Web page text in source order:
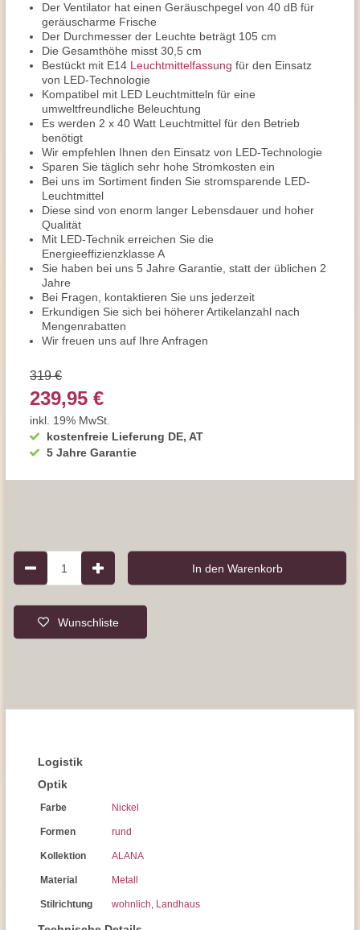
Der Ventilator hat einen Geräuschpegel von 40 dB für
geräuscharme Frische
Der Durchmesser der Leuchte beträgt 105 cm
Die Gesamthöhe misst 30,5 cm
Bestückt mit E14 Leuchtmittelfassung für den Einsatz
von LED-Technologie
Kompatibel mit LED Leuchtmitteln für eine
umweltfreundliche Beleuchtung
Es werden 2 x 40 Watt Leuchtmittel für den Betrieb
benötigt
Wir empfehlen Ihnen den Einsatz von LED-Technologie
Sparen Sie täglich sehr hohe Stromkosten ein
Bei uns im Sortiment finden Sie stromsparende LED-
Leuchtmittel
Diese sind von enorm langer Lebensdauer und hoher
Qualität
Mit LED-Technik erreichen Sie die
Energieeffizienzklasse A
Sie haben bei uns 5 Jahre Garantie, statt der üblichen 2
Jahre
Bei Fragen, kontaktieren Sie uns jederzeit
Erkundigen Sie sich bei höherer Artikelanzahl nach
Mengenrabatten
Wir freuen uns auf Ihre Anfragen
kostenfreie Lieferung DE, AT
5 Jahre Garantie
319 €
239,95 €
inkl. 19% MwSt.
1 In den Warenkorb
Wunschliste
Logistik
Optik
Farbe Nickel
Formen rund
Kollektion ALANA
Material Metall
Stilrichtung wohnlich, Landhaus